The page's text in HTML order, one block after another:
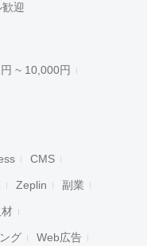
迎
~ 10,000円
CMS
Zeplin 副業
グ Web広告